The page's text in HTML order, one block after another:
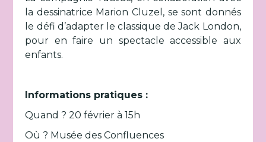
la dessinatrice Marion Cluzel, se sont donnés
le défi d’adapter le classique de Jack London,
pour en faire un spectacle accessible aux
enfants.
Informations pratiques :
Quand ? 20 février à 15h
Où ? Musée des Confluences